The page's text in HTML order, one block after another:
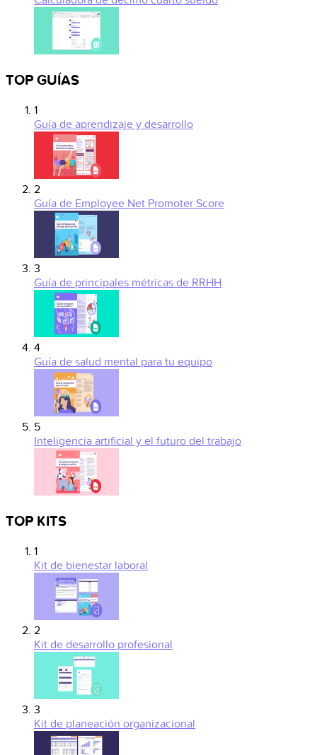
TOP GUÍAS
1
Guía de aprendizaje y desarrollo
2
Guía de Employee Net Promoter Score
3
Guía de principales métricas de RRHH
4
Guía de salud mental para tu equipo
5
Inteligencia artificial y el futuro del trabajo
TOP KITS
1
Kit de bienestar laboral
2
Kit de desarrollo profesional
3
Kit de planeación organizacional